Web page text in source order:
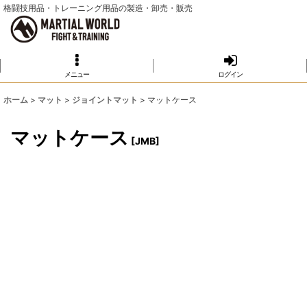
格闘技用品・トレーニング用品の製造・卸売・販売
メニュー ログイン
ホーム > マット > ジョイントマット > マットケース
マットケース [JMB]